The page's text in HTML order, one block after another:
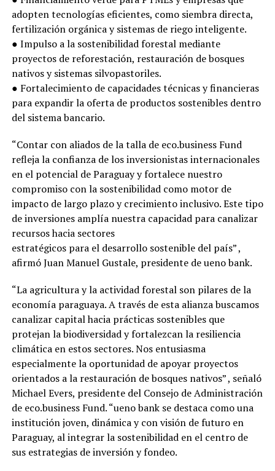
adopten tecnologías eficientes, como siembra directa,
fertilización orgánica y sistemas de riego inteligente.
● Impulso a la sostenibilidad forestal mediante
proyectos de reforestación, restauración de bosques
nativos y sistemas silvopastoriles.
● Fortalecimiento de capacidades técnicas y financieras
para expandir la oferta de productos sostenibles dentro
del sistema bancario.
“Contar con aliados de la talla de eco.business Fund
refleja la confianza de los inversionistas internacionales
en el potencial de Paraguay y fortalece nuestro
compromiso con la sostenibilidad como motor de
impacto de largo plazo y crecimiento inclusivo. Este tipo
de inversiones amplía nuestra capacidad para canalizar
recursos hacia sectores
estratégicos para el desarrollo sostenible del país” ,
afirmó Juan Manuel Gustale, presidente de ueno bank.
“La agricultura y la actividad forestal son pilares de la
economía paraguaya. A través de esta alianza buscamos
canalizar capital hacia prácticas sostenibles que
protejan la biodiversidad y fortalezcan la resiliencia
climática en estos sectores. Nos entusiasma
especialmente la oportunidad de apoyar proyectos
orientados a la restauración de bosques nativos” , señaló
Michael Evers, presidente del Consejo de Administración
de eco.business Fund. “ueno bank se destaca como una
institución joven, dinámica y con visión de futuro en
Paraguay, al integrar la sostenibilidad en el centro de
sus estrategias de inversión y fondeo.